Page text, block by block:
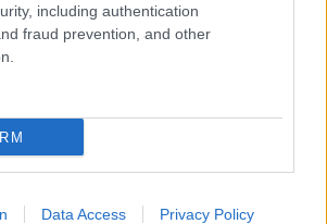
including authentication
fraud prevention, and other
Data Access Privacy Policy
nehézségei